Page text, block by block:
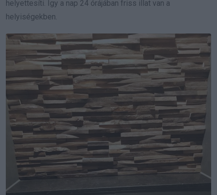
helyettesíti. Így a nap 24 órájában friss illat van a
helyiségekben.